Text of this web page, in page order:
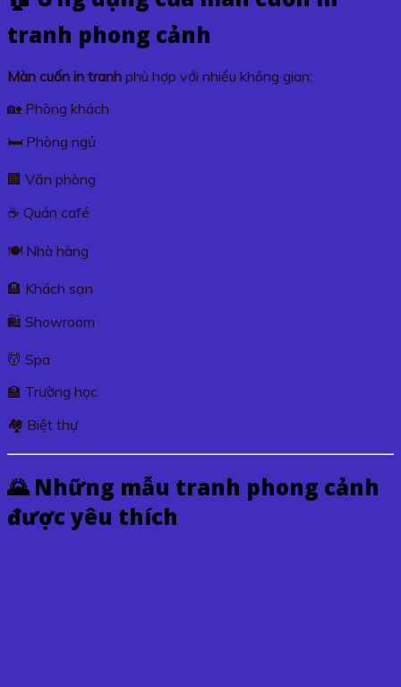
tranh phong cảnh
Màn cuốn in tranh phù hợp với nhiều không gian:
🏡 Phòng khách
🛏️ Phòng ngủ
🏢 Văn phòng
☕ Quán café
🍽️ Nhà hàng
🏨 Khách sạn
🛍️ Showroom
💆 Spa
🏫 Trường học
🏘️ Biệt thự
🌄 Những mẫu tranh phong cảnh
được yêu thích